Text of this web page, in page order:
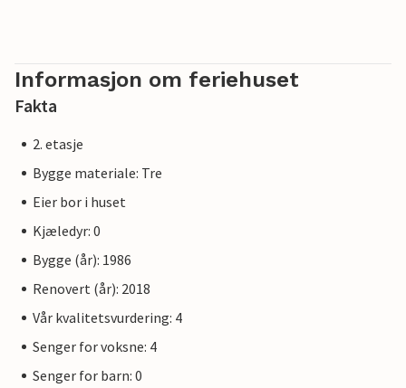
Informasjon om feriehuset
Fakta
2. etasje
Bygge materiale: Tre
Eier bor i huset
Kjæledyr: 0
Bygge (år): 1986
Renovert (år): 2018
Vår kvalitetsvurdering: 4
Senger for voksne: 4
Senger for barn: 0